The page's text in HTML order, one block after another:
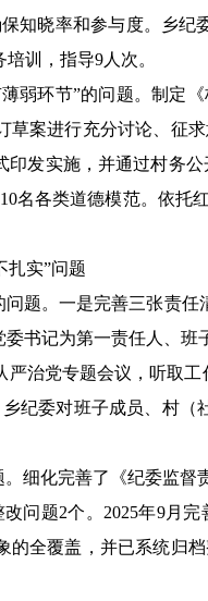
知晓率和参与度。乡
训，指导9人次。
薄弱环节”的问题。制定
草案进行充分讨论、征
发实施，并通过村务
名各类道德模范。依
扎实”问题
问题。一是完善三张责
书记为第一责任人、
严治党专题会议，听取
纪委对班子成员、村
。细化完善了《纪委监
问题2个。2025年9月
的全覆盖，并已系统归